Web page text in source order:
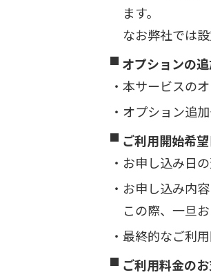
ます。
なお弊社では
オプションの
本サービスの
オプション追
ご利用開始希
お申し込み日
お申し込み内
この際、一旦
最終的なご利
ご利用料金の